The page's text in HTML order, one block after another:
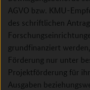
AGVO bzw. KMU-
des schriftlichen
grundfinanziert
Förderung nur unter
Projektförderung für
Ausgaben